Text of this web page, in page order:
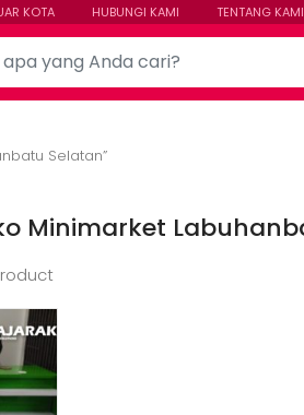
KOTA HUBUNGI KAMI TENTANG KAMI
Selatan”
Minimarket